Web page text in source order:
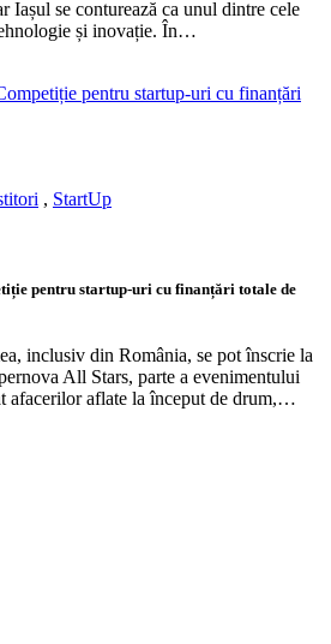
se conturează ca unul dintre cele
și inovație. În…
, StartUp
pentru startup-uri cu finanțări totale de
inclusiv din România, se pot înscrie la
All Stars, parte a evenimentului
afacerilor aflate la început de drum,…